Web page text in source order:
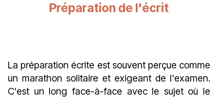
Préparation de l'écrit
La préparation écrite est souvent perçue comme
un marathon solitaire et exigeant de l'examen.
C'est un long face-à-face avec le sujet où le